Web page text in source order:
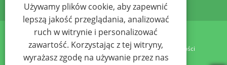
Links Sitemap RSS XML Polityka prywatności
Używamy plików cookie, aby zapewnić
lepszą jakość przeglądania, analizować
ruch w witrynie i personalizować
zawartość. Korzystając z tej witryny,
wyrażasz zgodę na używanie przez nas